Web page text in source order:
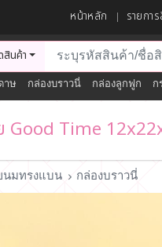
หน้าหลัก รายกา
นค้า
าษ กล่องบราวนี่ กล่องลูกฟูก ก
Good Time
นมทรงแบน กล่องบราวนี่